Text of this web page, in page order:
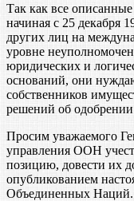
Так как все
начиная с 25 декабря
других лиц на
уровне
юридических и
оснований, они
собственников
решений об
Просим уважаемого
управления ООН
позицию, довести их
опубликованием
Объединенных Наций.